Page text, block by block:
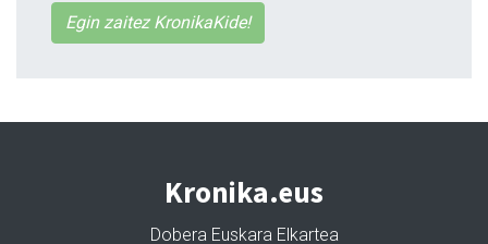
Egin zaitez KronikaKide!
Kronika.eus
Dobera Euskara Elkartea